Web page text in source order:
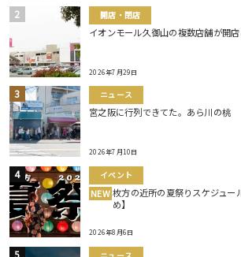
開店・閉店
イオンモール久御山の複数店舗が開
2026年7月29日
ニュース
宮之阪に行列できてた。あら川の桃
2026年7月10日
イベント
NEW 枚方の近所の夏祭りスケジュー
め】
2026年8月6日